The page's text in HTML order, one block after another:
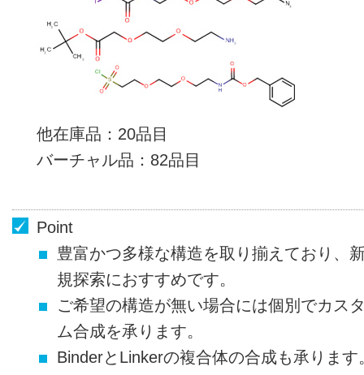
他在庫品
20品目
バーチャル品
82品目
Point
豊富かつ多様な構造を取り揃えており、
規探索におすすめです。
ご希望の構造が無い場合には個別でカス
ム合成を承ります。
BinderとLinkerの複合体の合成も承ります